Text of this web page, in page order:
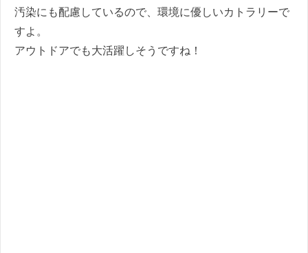
汚染にも配慮しているので、環境に優しいカトラリーで
すよ。
アウトドアでも大活躍しそうですね！